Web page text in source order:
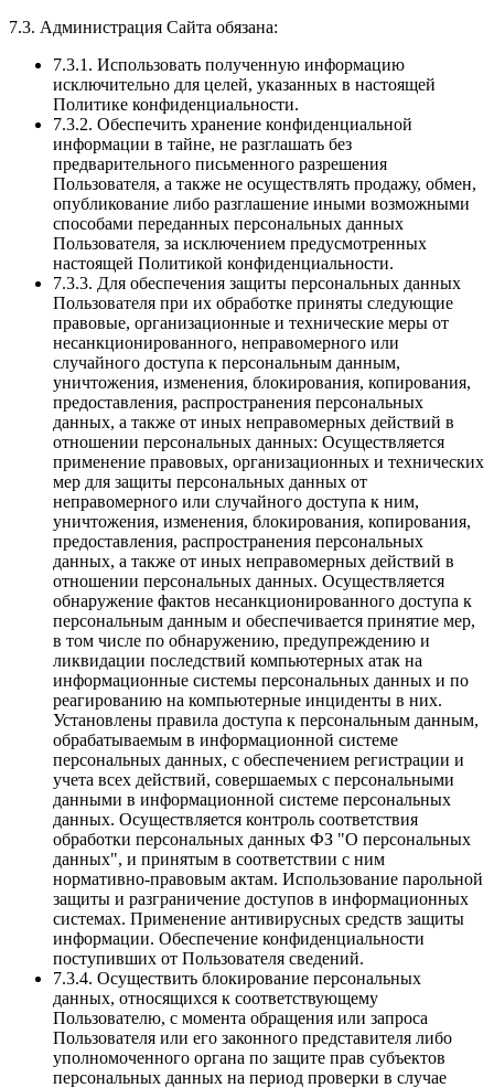
7.3. Администрация Сайта обязана:
7.3.1. Использовать полученную информацию
исключительно для целей, указанных в настоящей
Политике конфиденциальности.
7.3.2. Обеспечить хранение конфиденциальной
информации в тайне, не разглашать без
предварительного письменного разрешения
Пользователя, а также не осуществлять продажу, обмен,
опубликование либо разглашение иными возможными
способами переданных персональных данных
Пользователя, за исключением предусмотренных
настоящей Политикой конфиденциальности.
7.3.3. Для обеспечения защиты персональных данных
Пользователя при их обработке приняты следующие
правовые, организационные и технические меры от
несанкционированного, неправомерного или
случайного доступа к персональным данным,
уничтожения, изменения, блокирования, копирования,
предоставления, распространения персональных
данных, а также от иных неправомерных действий в
отношении персональных данных: Осуществляется
применение правовых, организационных и технических
мер для защиты персональных данных от
неправомерного или случайного доступа к ним,
уничтожения, изменения, блокирования, копирования,
предоставления, распространения персональных
данных, а также от иных неправомерных действий в
отношении персональных данных. Осуществляется
обнаружение фактов несанкционированного доступа к
персональным данным и обеспечивается принятие мер,
в том числе по обнаружению, предупреждению и
ликвидации последствий компьютерных атак на
информационные системы персональных данных и по
реагированию на компьютерные инциденты в них.
Установлены правила доступа к персональным данным,
обрабатываемым в информационной системе
персональных данных, с обеспечением регистрации и
учета всех действий, совершаемых с персональными
данными в информационной системе персональных
данных. Осуществляется контроль соответствия
обработки персональных данных ФЗ "О персональных
данных", и принятым в соответствии с ним
нормативно-правовым актам. Использование парольной
защиты и разграничение доступов в информационных
системах. Применение антивирусных средств защиты
информации. Обеспечение конфиденциальности
поступивших от Пользователя сведений.
7.3.4. Осуществить блокирование персональных
данных, относящихся к соответствующему
Пользователю, с момента обращения или запроса
Пользователя или его законного представителя либо
уполномоченного органа по защите прав субъектов
персональных данных на период проверки в случае